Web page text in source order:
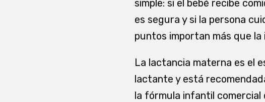
simple: si el bebé recibe
es segura y si la persona
puntos importan más que la
La lactancia materna es el
lactante y está
la fórmula infantil